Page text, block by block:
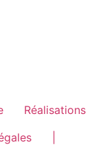
Réalisations